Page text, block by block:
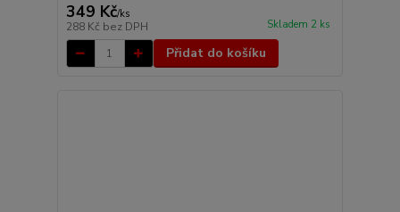
349 Kč/ks
288 Kč bez DPH Skladem 2 ks
Přidat do košíku